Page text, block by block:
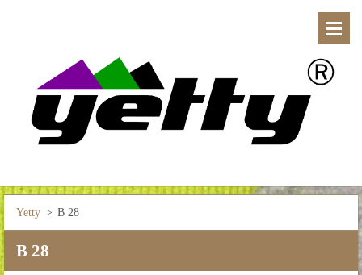
Yetty > B 28
B 28